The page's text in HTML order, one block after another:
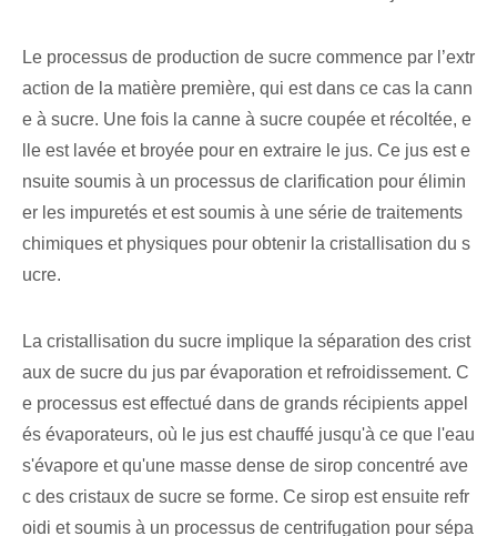
Le processus de production de sucre commence par l’extr
action de la matière première, qui est dans ce cas la cann
e à sucre. Une fois la canne à sucre coupée et récoltée, e
lle est lavée et broyée pour en extraire le jus. Ce jus est e
nsuite soumis à un processus de clarification pour élimin
er les impuretés et est soumis à une série de traitements
chimiques et physiques pour obtenir la cristallisation du s
ucre.
La cristallisation du sucre implique la séparation des crist
aux de sucre du jus par évaporation et refroidissement. C
e processus est effectué dans de grands récipients appel
és évaporateurs, où le jus est chauffé jusqu'à ce que l'eau
s'évapore et qu'une masse dense de sirop concentré ave
c des cristaux de sucre se forme. Ce sirop est ensuite refr
oidi et soumis à un processus de centrifugation pour sépa